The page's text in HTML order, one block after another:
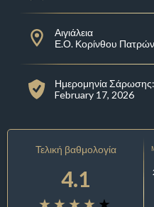
Αιγιάλεια
Ε.Ο. Κορίνθου Πατρών
Ημερομηνία Σάρωσης:
February 17, 2026
Τελική βαθμολογία
4.1